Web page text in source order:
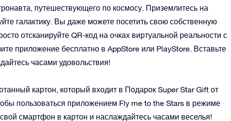
путешествующего по космосу. Приземлитесь на
галактику. Вы даже можете посетить свою собственную
отсканируйте QR-код на очках виртуальной реальности с
приложение бесплатно в AppStore или PlayStore. Вставьте
часами удовольствия!
картон, который входит в Подарок Super Star Gift от
пользоваться приложением Fly me to the Stars в режиме
смартфон в картон и наслаждайтесь часами веселья!